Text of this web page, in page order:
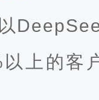
上的客